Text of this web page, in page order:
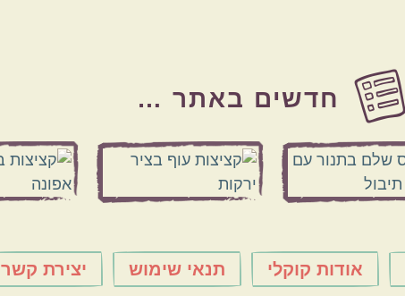
חדשים באתר …
אודות קוקלי תנאי שימוש יצירת קשר